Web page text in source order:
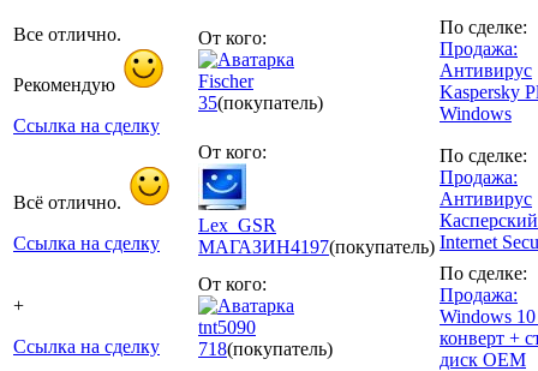
Все отлично.
Рекомендую
Ссылка на сделку
От кого:
Fischer
35(покупатель)
По сделке:
Продажа:
Антивирус
Kaspersky
Windows
Всё отлично.
Ссылка на сделку
От кого:
Lex_GSR
МАГАЗИН4197(покупатель)
По сделке:
Продажа:
Антивирус
Касперский
Internet
+
Ссылка на сделку
От кого:
tnt5090
718(покупатель)
По сделке:
Продажа:
Windows
конверт +
диск OEM